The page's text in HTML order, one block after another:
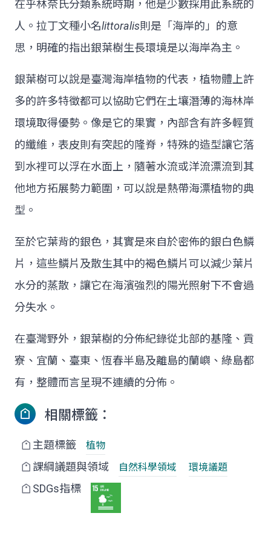
在乎林奈氏分類系統時期，他是少數採用此系統的
人。拉丁文種小名littoralis則是「海岸的」的意
思，明確的指出銀葉樹生長環境是以海岸為主。
銀葉樹可以說是臺灣海岸植物的代表，植物體上許
多的許多特徵都可以協助它們在土壤潛薄的海林岸
環境取得優勢。像是它的果實，內部含有許多輕質
的纖維，表皮則有突起的隆脊，特殊的造型讓它落
到水裡可以浮在水面上，隨著水流或洋流漂流到其
他地方拓展勢力範圍，可以說是熱帶海漂植物的典
型。
至於它葉背的銀色，其實是來自於密佈的銀白色鱗
片，這些鱗片及散生其中的褐色鱗片可以減少葉片
水分的蒸散，讓它在海濱強烈的陽光照射下不會過
分失水。
在臺灣野外，銀葉樹的分佈紀錄從北部的基隆、貢
寮、宜蘭、臺東、恆春半島及離島的蘭嶼、綠島都
有，整體而言呈現不連續的分佈。
相關標籤：
主題標籤 植物
課綱議題與領域 自然科學領域 環境議題
SDGs指標